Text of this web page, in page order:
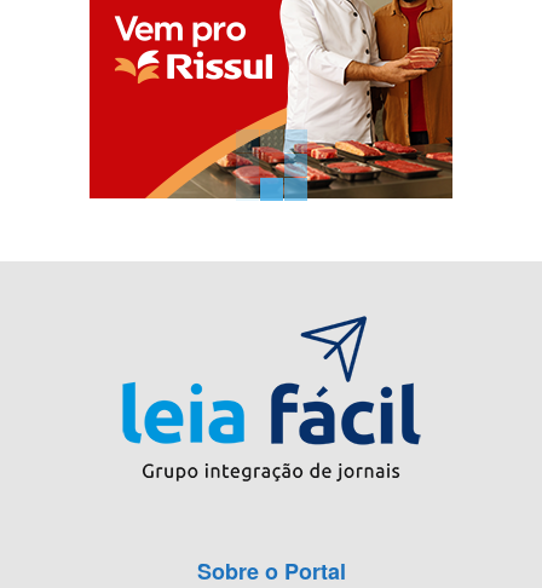
Sobre o Portal